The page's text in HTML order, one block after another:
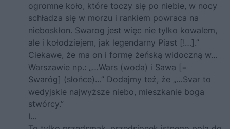
ogromne koło, które toczy się po niebie, w nocy
schładza się w morzu i rankiem powraca na
nieboskłon. Swarog jest więc nie tylko kowalem,
ale i kołodziejem, jak legendarny Piast [!…].”
Ciekawe, że ma on i formę żeńską widoczną w…
Warszawie np.: „…Wars (woda) i Sawa [=
Swaróg] (słońce)…” Dodajmy też, że „…Svar to
wedyjskie najwyższe niebo, mieszkanie boga
stwórcy.”
I…